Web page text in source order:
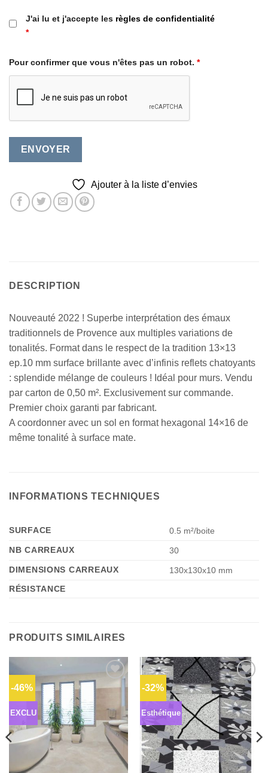
J'ai lu et j'accepte les règles de confidentialité
*
Pour confirmer que vous n'êtes pas un robot. *
Ajouter à la liste d’envies
DESCRIPTION
Nouveauté 2022 ! Superbe interprétation des émaux
traditionnels de Provence aux multiples variations de
tonalités. Format dans le respect de la tradition 13×13
ep.10 mm surface brillante avec d’infinis reflets chatoyants
: splendide mélange de couleurs ! Idéal pour murs. Vendu
par carton de 0,50 m². Exclusivement sur commande.
Premier choix garanti par fabricant.
A coordonner avec un sol en format hexagonal 14×16 de
même tonalité à surface mate.
INFORMATIONS TECHNIQUES
SURFACE
0.5 m²/boite
NB CARREAUX
30
DIMENSIONS CARREAUX
130x130x10 mm
RÉSISTANCE
PRODUITS SIMILAIRES
-46%
EXCLU
Ajouter
-32%
Esthétique
Ajouter
à la liste
d’envies